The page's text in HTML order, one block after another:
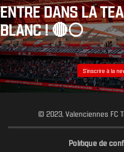
ENTRE DANS LA
BLANC ! 🔴⚪️
S’inscrire à la
© 2023, Valenciennes FC
Politique de